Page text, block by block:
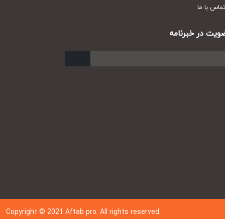
با ما
در خبرنامه
Copyright © 202 1Aftab pro. All rights reserved.